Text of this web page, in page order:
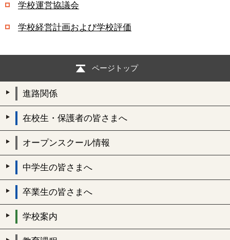
学校運営協議会
学校経営計画および学校評価
ページトップ
進路関係
在校生・保護者の皆さまへ
オープンスクール情報
中学生の皆さまへ
卒業生の皆さまへ
学校案内